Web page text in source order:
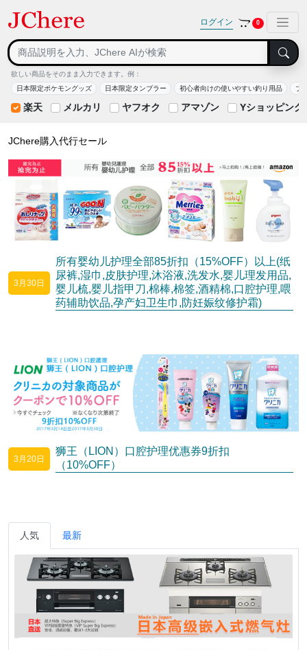
ログイン 0
欲しい商品をそのまま入力できます。例：
日本限定ポケモングッズ
日本限定タンブラー 初心者向けの使いやすい釣り用品 ブ
楽天 メルカリ ヤフオク アマゾン Yショッピング
JChere購入代行セール
3月30日
所有婴幼儿护理全部85折扣（15%OFF）以上(纸
尿裤,湿巾,皮肤护理,沐浴液,洗发水,婴儿理发用品,
婴儿梳,婴儿指甲刀,棉棒,棉签,酒精棉,口腔护理,喂
药辅助饮品,孕产妇卫生巾,防妊娠纹修护霜)
3月20日
狮王（LION）口腔护理优惠券9折扣
（10%OFF）
人気 最新